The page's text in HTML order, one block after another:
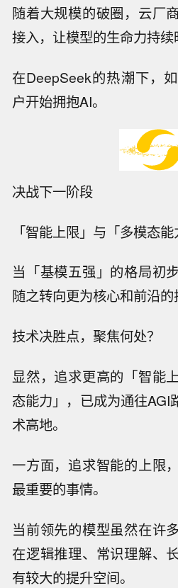
随着大规模的破圈，云厂
接入，让模型的生命力持续
在DeepSeek的热潮下，
户开始拥抱AI。
决战下一阶段
「智能上限」与「多模态能
当「基模五强」的格局初
随之转向更为核心和前沿的
技术决胜点，聚焦何处？
显然，追求更高的「智能
态能力」，已成为通往AGI
术高地。
一方面，追求智能的上限
最重要的事情。
当前领先的模型虽然在许
在逻辑推理、常识理解、
有较大的提升空间。